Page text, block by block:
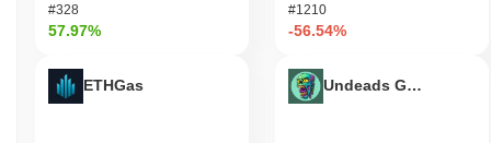
#328
57.97%
ETHGas
#1210
-56.54%
Undeads Games